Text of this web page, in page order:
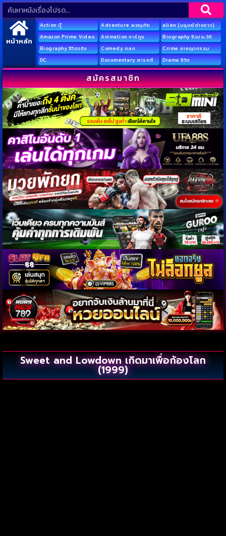
หน้าหลัก
Action บู๊ Adventure ผจญภัย
alien (มนุษย์ต่างดาว)
Amazon Prime Video
Animation การ์ตูน
Biography ชีวประวัติ
Biography ชีวิตจริง
Comedy ตลก
Crime อาชญากรรม
DC
Documentary สารคดี Drama ชีวิต
สมัครสมาชิก
Sweet and Lowdown เกิดมาเพื่อก้องโลก
(1999)